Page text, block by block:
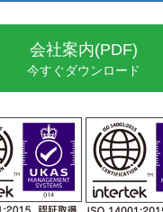
会社案内(PDF)
今すぐダウンロード